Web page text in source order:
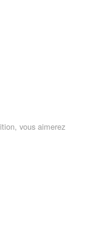
vous aimerez